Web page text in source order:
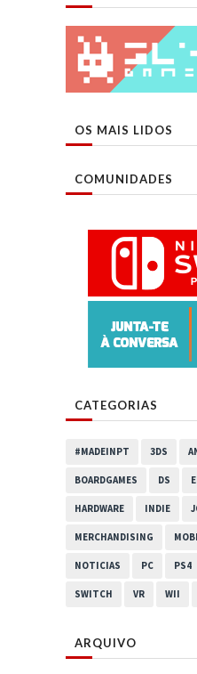
OS MAIS LIDOS
COMUNIDADES
CATEGORIAS
#MADEINPT 3DS
BOARDGAMES DS
HARDWARE INDIE
MERCHANDISING
NOTICIAS PC PS4
SWITCH VR WII
ARQUIVO